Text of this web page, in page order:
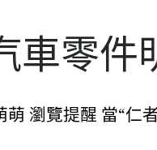
車零件
瀏覽提醒 當“仁